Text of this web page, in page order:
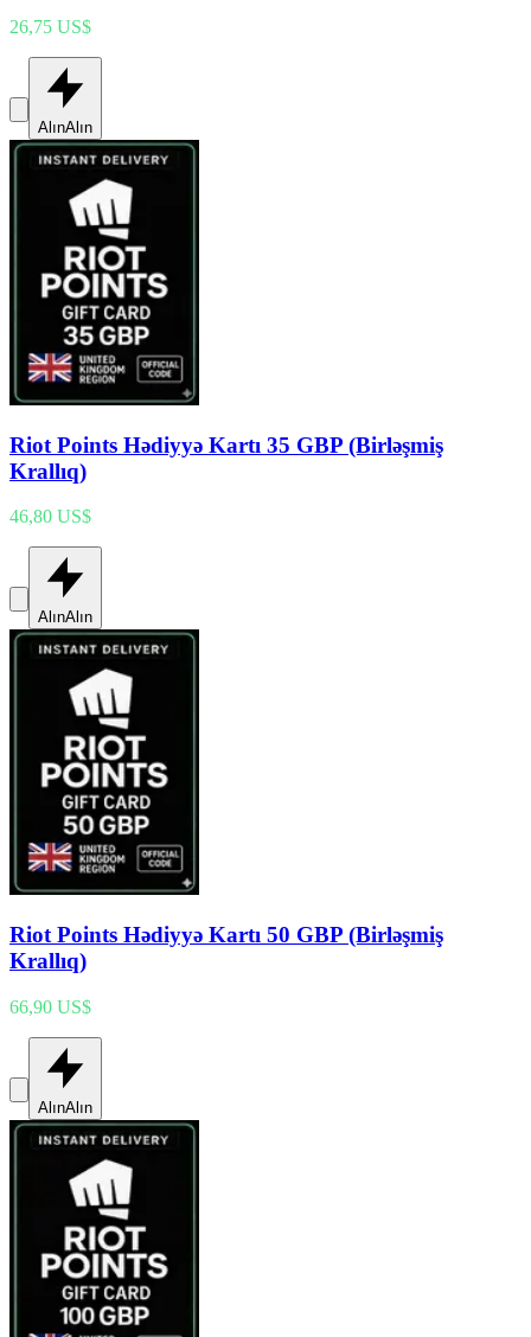
26,75 US$
AlınAlın
Riot Points Hədiyyə Kartı 35 GBP (Birləşmiş
Krallıq)
46,80 US$
AlınAlın
Riot Points Hədiyyə Kartı 50 GBP (Birləşmiş
Krallıq)
66,90 US$
AlınAlın